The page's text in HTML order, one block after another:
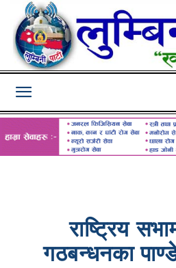
राष्ट्रिय
गठबन्धनका